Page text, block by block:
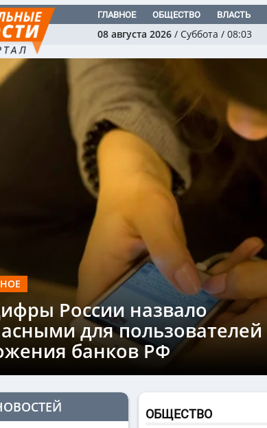
ГЛАВНОЕ ОБЩЕСТВО ВЛАСТЬ
08 августа 2026 / Суббота / 08:03
России назвало
для пользователей
банков РФ
ОБЩЕСТВО